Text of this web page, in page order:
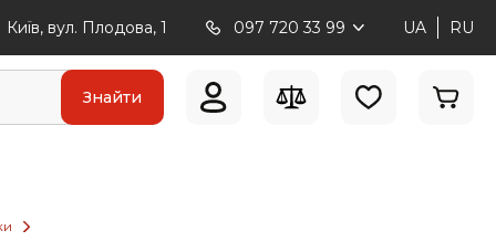
Київ, вул. Плодова, 1 097 720 33 99 UA RU
Знайти